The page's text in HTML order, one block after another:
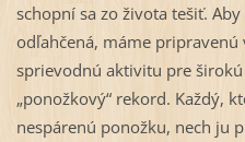
schopní sa zo života tešiť.
odľahčená, máme
sprievodnú aktivitu pre
„ponožkový“ rekord. Každý,
nespárenú ponožku, nech ju